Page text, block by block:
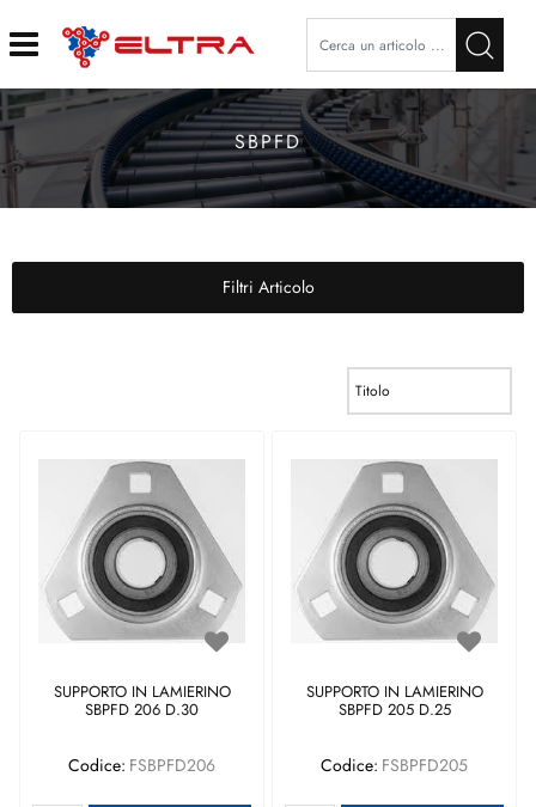
Open
SBPFD
Filtri Articolo
SUPPORTO IN LAMIERINO
SBPFD 206 D.30
Codice: FSBPFD206
SUPPORTO IN LAMIERINO
SBPFD 205 D.25
Codice: FSBPFD205